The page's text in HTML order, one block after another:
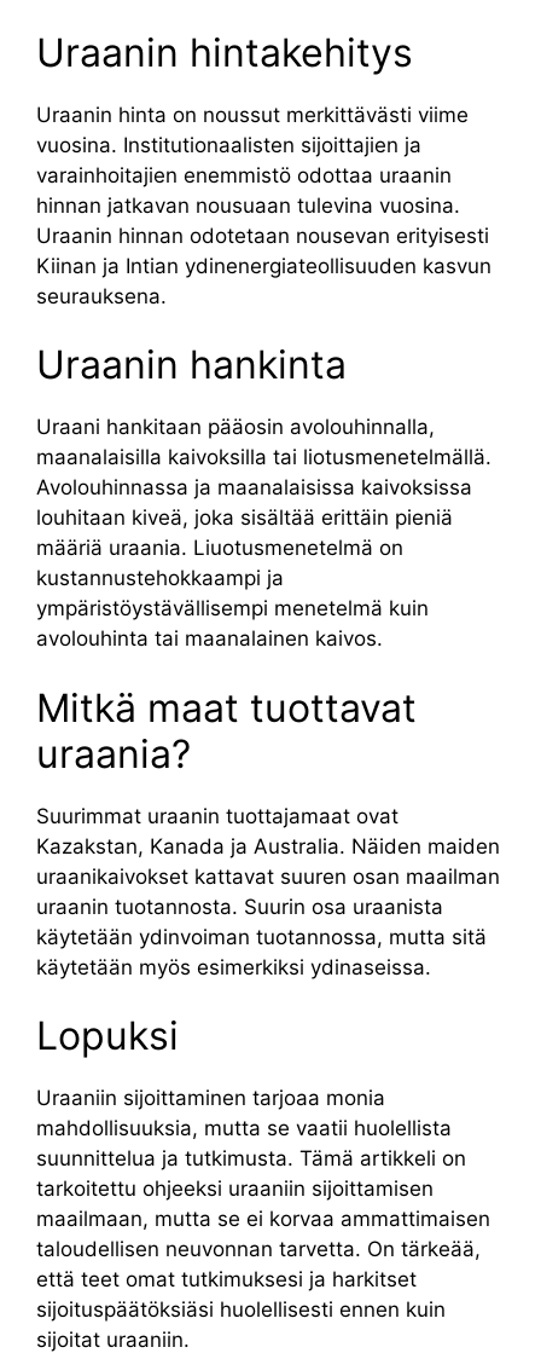
Uraanin hintakehitys
Uraanin hinta on noussut merkittävästi viime
vuosina. Institutionaalisten sijoittajien ja
varainhoitajien enemmistö odottaa uraanin
hinnan jatkavan nousuaan tulevina vuosina.
Uraanin hinnan odotetaan nousevan erityisesti
Kiinan ja Intian ydinenergiateollisuuden kasvun
seurauksena.
Uraanin hankinta
Uraani hankitaan pääosin avolouhinnalla,
maanalaisilla kaivoksilla tai liotusmenetelmällä.
Avolouhinnassa ja maanalaisissa kaivoksissa
louhitaan kiveä, joka sisältää erittäin pieniä
määriä uraania. Liuotusmenetelmä on
kustannustehokkaampi ja
ympäristöystävällisempi menetelmä kuin
avolouhinta tai maanalainen kaivos.
Mitkä maat tuottavat
uraania?
Suurimmat uraanin tuottajamaat ovat
Kazakstan, Kanada ja Australia. Näiden maiden
uraanikaivokset kattavat suuren osan maailman
uraanin tuotannosta. Suurin osa uraanista
käytetään ydinvoiman tuotannossa, mutta sitä
käytetään myös esimerkiksi ydinaseissa.
Lopuksi
Uraaniin sijoittaminen tarjoaa monia
mahdollisuuksia, mutta se vaatii huolellista
suunnittelua ja tutkimusta. Tämä artikkeli on
tarkoitettu ohjeeksi uraaniin sijoittamisen
maailmaan, mutta se ei korvaa ammattimaisen
taloudellisen neuvonnan tarvetta. On tärkeää,
että teet omat tutkimuksesi ja harkitset
sijoituspäätöksiäsi huolellisesti ennen kuin
sijoitat uraaniin.